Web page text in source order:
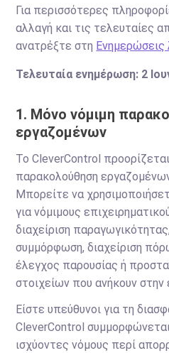
Για περισσότερες
αλλαγή και τις τελευταίες
ανατρέξτε στη Ενημερώσεις
Τελευταία ενημέρωση: 2
1. Μόνο νόμιμη
εργαζομένων
Το CleverControl
παρακολούθηση
Μπορείτε να
για νόμιμους
διαχείριση
συμμόρφωση, διαχείριση
έλεγχος παρουσίας ή
στοιχείων που ανήκουν στην
Είστε υπεύθυνοι για τη
CleverControl
ισχύοντες νόμους περί